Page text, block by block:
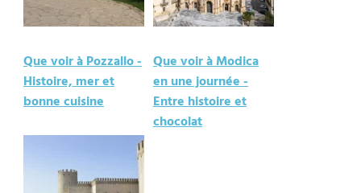
Que voir à Pozzallo -
Histoire, mer et
bonne cuisine
Que voir à Modica
en une journée -
Entre histoire et
chocolat